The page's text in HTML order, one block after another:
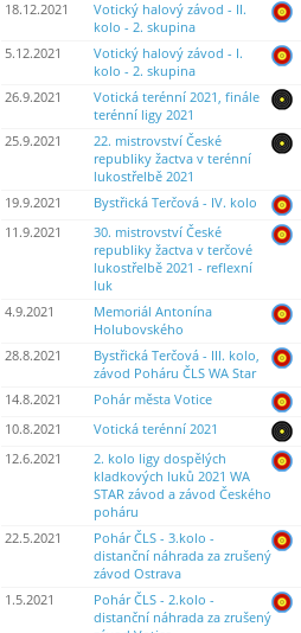
18.12.2021
Votický halový závod - II.
kolo - 2. skupina
5.12.2021
Votický halový závod - I.
kolo - 2. skupina
26.9.2021
Votická terénní 2021, finále
terénní ligy 2021
25.9.2021
22. mistrovství České
republiky žactva v terénní
lukostřelbě 2021
19.9.2021 Bystřická Terčová - IV. kolo
11.9.2021
30. mistrovství České
republiky žactva v terčové
lukostřelbě 2021 - reflexní
luk
4.9.2021
Memoriál Antonína
Holubovského
28.8.2021
Bystřická Terčová - III. kolo,
závod Poháru ČLS WA Star
14.8.2021 Pohár města Votice
10.8.2021
Votická terénní 2021
12.6.2021
2. kolo ligy dospělých
kladkových luků 2021 WA
STAR závod a závod Českého
poháru
22.5.2021
Pohár ČLS - 3.kolo -
distanční náhrada za zrušený
závod Ostrava
1.5.2021
Pohár ČLS - 2.kolo -
distanční náhrada za zrušený